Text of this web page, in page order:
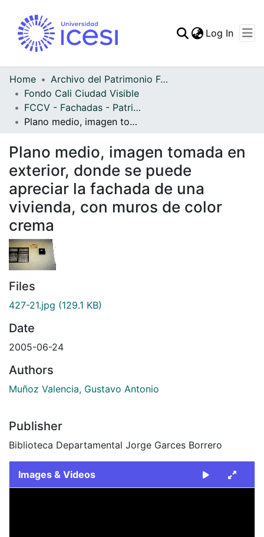
Log In
Home
Archivo del Patrimonio Fotográfico y Fílmico del Valle del Cauca
Fondo Cali Ciudad Visible
FCCV - Fachadas - Patrimonial
Plano medio, imagen tomada en exterior, donde se puede apreciar la fachada de una vivienda, con muros de color crema
Plano medio, imagen tomada en
exterior, donde se puede
apreciar la fachada de una
vivienda, con muros de color
crema
Files
427-21.jpg (129.1 KB)
Date
2005-06-24
Authors
Muñoz Valencia, Gustavo Antonio
Publisher
Biblioteca Departamental Jorge Garces Borrero
Images & Videos